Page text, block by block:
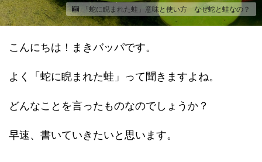
「蛇に睨まれた蛙」意味と使い方 なぜ蛇と蛙なの？
こんにちは！まきバッパです。
よく「蛇に睨まれた蛙」って聞きますよね。
どんなことを言ったものなのでしょうか？
早速、書いていきたいと思います。